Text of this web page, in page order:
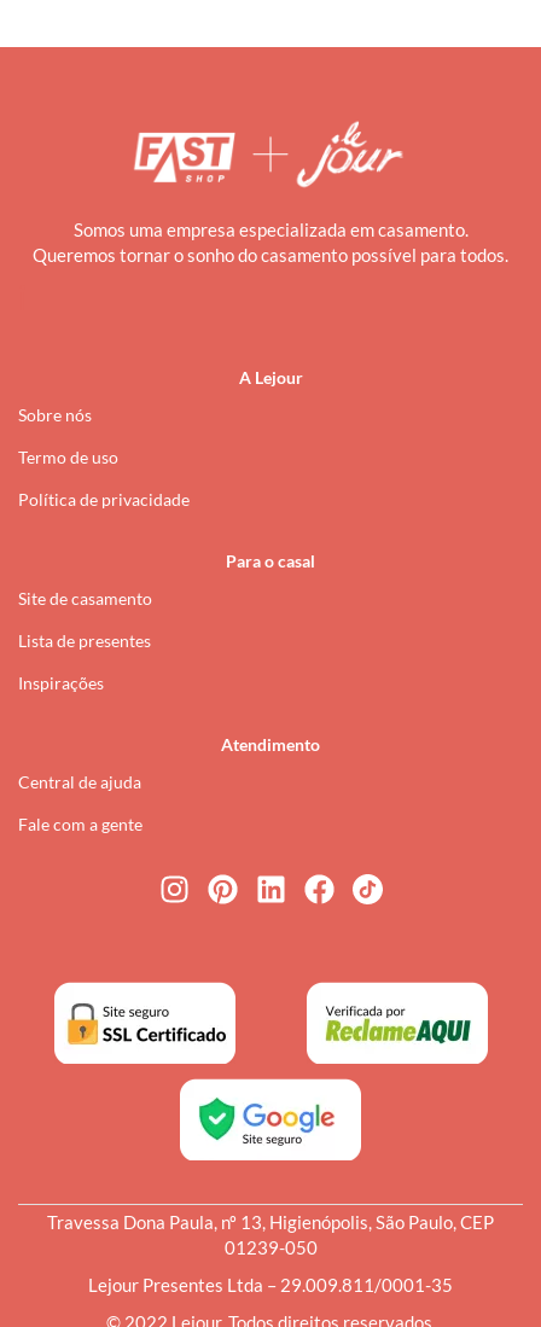
Somos uma empresa especializada em casamento.
Queremos tornar o sonho do casamento possível para todos.
A Lejour
Sobre nós
Termo de uso
Política de privacidade
Para o casal
Site de casamento
Lista de presentes
Inspirações
Atendimento
Central de ajuda
Fale com a gente
Travessa Dona Paula, nº 13, Higienópolis, São Paulo, CEP
01239-050
Lejour Presentes Ltda – 29.009.811/0001-35
© 2022 Lejour. Todos direitos reservados.